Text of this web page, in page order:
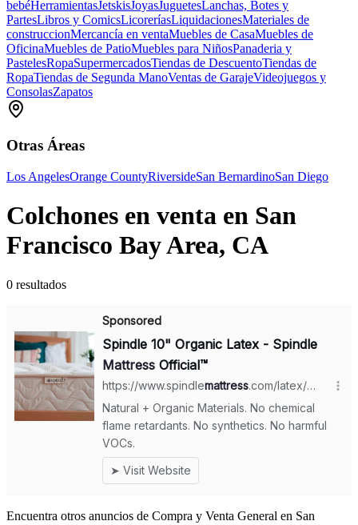
bebéHerramientasJetskisJoyasJuguetesLanchas, Botes y
PartesLibros y ComicsLicoreríasLiquidacionesMateriales de
construccionMercancía en ventaMuebles de CasaMuebles de
OficinaMuebles de PatioMuebles para NiñosPanaderia y
PastelesRopaSupermercadosTiendas de DescuentoTiendas de
RopaTiendas de Segunda ManoVentas de GarajeVideojuegos y
ConsolasZapatos
Otras Áreas
Los AngelesOrange CountyRiversideSan BernardinoSan Diego
Colchones en venta en San
Francisco Bay Area, CA
0 resultados
Encuentra otros anuncios de Compra y Venta General en San